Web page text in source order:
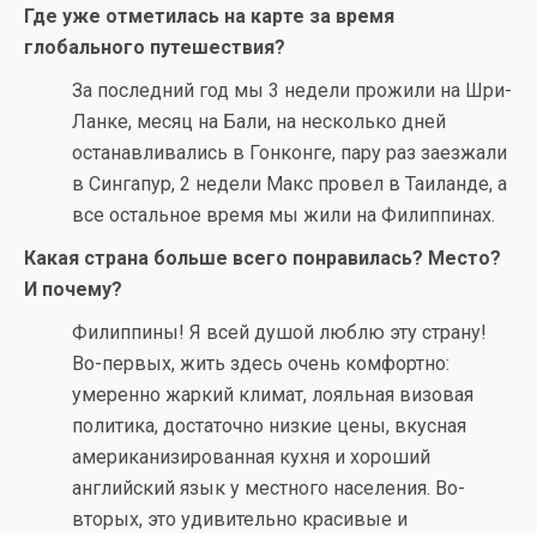
Где уже отметилась на карте за время
глобального путешествия?
За последний год мы 3 недели прожили на Шри-
Ланке, месяц на Бали, на несколько дней
останавливались в Гонконге, пару раз заезжали
в Сингапур, 2 недели Макс провел в Таиланде, а
все остальное время мы жили на Филиппинах.
Какая страна больше всего понравилась? Место?
И почему?
Филиппины! Я всей душой люблю эту страну!
Во-первых, жить здесь очень комфортно:
умеренно жаркий климат, лояльная визовая
политика, достаточно низкие цены, вкусная
американизированная кухня и хороший
английский язык у местного населения. Во-
вторых, это удивительно красивые и